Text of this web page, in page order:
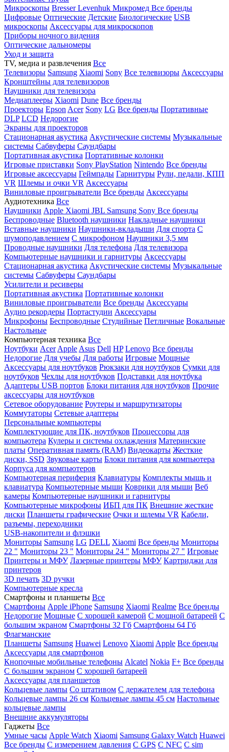
Микроскопы BresserLevenhuk Микромед Все бренды
Цифровые Оптические Детские Биологические USB
микроскопы Аксессуары для микроскопов
Приборы ночного видения
Оптические дальномеры
Уход и защита
TV, медиа и развлечения Все
Телевизоры Samsung Xiaomi Sony Все телевизоры Аксессуары
Кронштейны для телевизоров
Наушники для телевизора
Медиаплееры Xiaomi Dune Все бренды
Проекторы Epson Acer Sony LG Все бренды Портативные
DLP LCD Недорогие
Экраны для проекторов
Стационарная акустика Акустические системы Музыкальные
системы Сабвуферы Саундбары
Портативная акустика Портативные колонки
Игровые приставки Sony PlayStation Nintendo Все бренды
Игровые аксессуары Геймпады Гарнитуры Рули, педали, КПП
VR Шлемы и очки VR Аксессуары
Виниловые проигрыватели Все бренды Аксессуары
Аудиотехника Все
Наушники Apple Xiaomi JBL Samsung Sony Все бренды
Беспроводные Bluetooth наушники Накладные наушники
Вставные наушники Наушники-вкладыши Для спорта С
шумоподавлением С микрофоном Наушники 3,5 мм
Проводные наушники Для телефона Для телевизора
Компьютерные наушники и гарнитуры Аксессуары
Стационарная акустика Акустические системы Музыкальные
системы Сабвуферы Саундбары
Усилители и ресиверы
Портативная акустика Портативные колонки
Виниловые проигрыватели Все бренды Аксессуары
Аудио рекордеры Портастудии Аксессуары
Микрофоны Беспроводные Студийные Петличные Вокальные
Настольные
Компьютерная техника Все
Ноутбуки Acer Apple Asus Dell HP Lenovo Все бренды
Недорогие Для учебы Для работы Игровые Мощные
Аксессуары для ноутбуков Рюкзаки для ноутбуков Сумки для
ноутбуков Чехлы для ноутбуков Подставки для ноутбука
Адаптеры USB портов Блоки питания для ноутбуков Прочие
аксессуары для ноутбуков
Сетевое оборудование Роутеры и маршрутизаторы
Коммутаторы Сетевые адаптеры
Персональные компьютеры
Комплектующие для ПК, ноутбуков Процессоры для
компьютера Кулеры и системы охлаждения Материнские
платы Оперативная память (RAM) Видеокарты Жесткие
диски, SSD Звуковые карты Блоки питания для компьютера
Корпуса для компьютеров
Компьютерная периферия Клавиатуры Комплекты мышь и
клавиатура Компьютерные мыши Коврики для мыши Веб
камеры Компьютерные наушники и гарнитуры
Компьютерные микрофоны ИБП для ПК Внешние жесткие
диски Планшеты графические Очки и шлемы VR Кабели,
разъемы, переходники
USB-накопители и флэшки
Мониторы Samsung LG DELL Xiaomi Все бренды Мониторы
22 " Мониторы 23 " Мониторы 24 " Мониторы 27 " Игровые
Принтеры и МФУ Лазерные принтеры МФУ Картриджи для
принтеров
3D печать 3D ручки
Компьютерные кресла
Смартфоны и планшеты Все
Смартфоны Apple iPhone Samsung Xiaomi Realme Все бренды
Недорогие Мощные С хорошей камерой С мощной батареей С
большим экраном Смартфоны 32 Гб Смартфоны 64 Гб
Флагманские
Планшеты Samsung Huawei Lenovo Xiaomi Apple Все бренды
Аксессуары для смартфонов
Кнопочные мобильные телефоны Alcatel Nokia F+ Все бренды
С большим экраном С хорошей батареей
Аксессуары для планшетов
Кольцевые лампы Со штативом C держателем для телефона
Кольцевые лампы 26 см Кольцевые лампы 45 см Настольные
кольцевые лампы
Внешние аккумуляторы
Гаджеты Все
Умные часы Apple Watch Xiaomi Samsung Galaxy Watch Huawei
Все бренды C измерением давления C GPS C NFC C sim